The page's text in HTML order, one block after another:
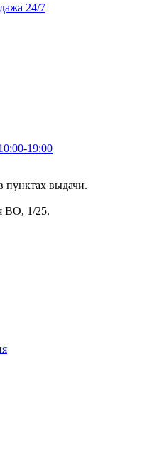
24/7
19:00
пунктах выдачи.
ВО, 1/25.